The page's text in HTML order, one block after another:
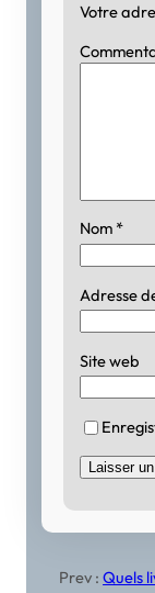
Votre
Nom *
Adresse
Site web
Prev :Quels